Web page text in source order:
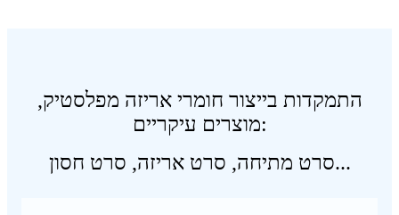
התמקדות בייצור חומרי אריזה מפלסטיק,
מוצרים עיקריים:
סרט מתיחה, סרט אריזה, סרט חסון...